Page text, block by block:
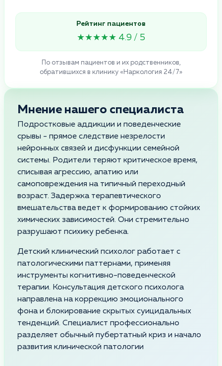
Рейтинг пациентов
★★★★★ 4.9 / 5
По отзывам пациентов и их родственников,
обратившихся в клинику «Наркология 24/7»
Мнение нашего специалиста
Подростковые аддикции и поведенческие
срывы - прямое следствие незрелости
нейронных связей и дисфункции семейной
системы. Родители теряют критическое время,
списывая агрессию, апатию или
самоповреждения на типичный переходный
возраст. Задержка терапевтического
вмешательства ведет к формированию стойких
химических зависимостей. Они стремительно
разрушают психику ребенка.
Детский клинический психолог работает с
патологическими паттернами, применяя
инструменты когнитивно-поведенческой
терапии. Консультация детского психолога
направлена на коррекцию эмоционального
фона и блокирование скрытых суицидальных
тенденций. Специалист профессионально
разделяет обычный пубертатный криз и начало
развития клинической патологии